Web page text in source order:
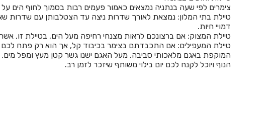
צימרים לפי שעה בנתניה נמצאים כאמור פעמים רבות בסמוך לחוף הים
טיילת בתי המלון: נמצאת לאורך שדרות ניצה עד הצטלבותן עם שדרות
דמויי חיות.
טיילת המצוק: אם ברצונכם לראות מצנחי רחיפה מעל הים, בטיילת זו,
טיילת המעפילים: אם התכבדתם בצימר בכיבוד קל, אך הוא רק פתח לכם
המוקפת באגם מלאכותי סביבה. מעל האגם ישנו גשר קטן מעץ ומפל
הנוף ויוכל לקנח לכם יום בילוי משותף שיזכר לזמן רב.